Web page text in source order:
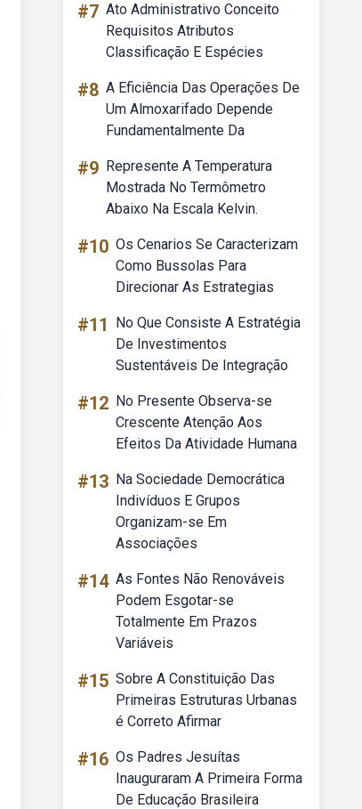
#7 Ato Administrativo Conceito
Requisitos Atributos
Classificação E Espécies
#8 A Eficiência Das Operações De
Um Almoxarifado Depende
Fundamentalmente Da
#9 Represente A Temperatura
Mostrada No Termômetro
Abaixo Na Escala Kelvin.
#10 Os Cenarios Se Caracterizam
Como Bussolas Para
Direcionar As Estrategias
#11
No Que Consiste A Estratégia
De Investimentos
Sustentáveis De Integração
#12 No Presente Observa-se
Crescente Atenção Aos
Efeitos Da Atividade Humana
#13 Na Sociedade Democrática
Indivíduos E Grupos
Organizam-se Em
Associações
#14 As Fontes Não Renováveis
Podem Esgotar-se
Totalmente Em Prazos
Variáveis
#15 Sobre A Constituição Das
Primeiras Estruturas Urbanas
é Correto Afirmar
#16 Os Padres Jesuítas
Inauguraram A Primeira Forma
De Educação Brasileira